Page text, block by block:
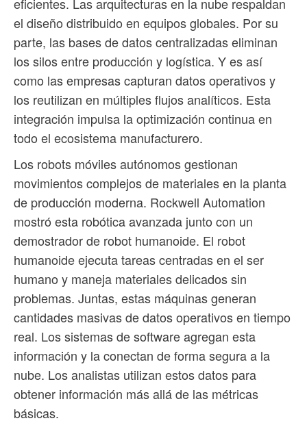
eficientes. Las arquitecturas en la nube respaldan
el diseño distribuido en equipos globales. Por su
parte, las bases de datos centralizadas eliminan
los silos entre producción y logística. Y es así
como las empresas capturan datos operativos y
los reutilizan en múltiples flujos analíticos. Esta
integración impulsa la optimización continua en
todo el ecosistema manufacturero.
Los robots móviles autónomos gestionan
movimientos complejos de materiales en la planta
de producción moderna. Rockwell Automation
mostró esta robótica avanzada junto con un
demostrador de robot humanoide. El robot
humanoide ejecuta tareas centradas en el ser
humano y maneja materiales delicados sin
problemas. Juntas, estas máquinas generan
cantidades masivas de datos operativos en tiempo
real. Los sistemas de software agregan esta
información y la conectan de forma segura a la
nube. Los analistas utilizan estos datos para
obtener información más allá de las métricas
básicas.